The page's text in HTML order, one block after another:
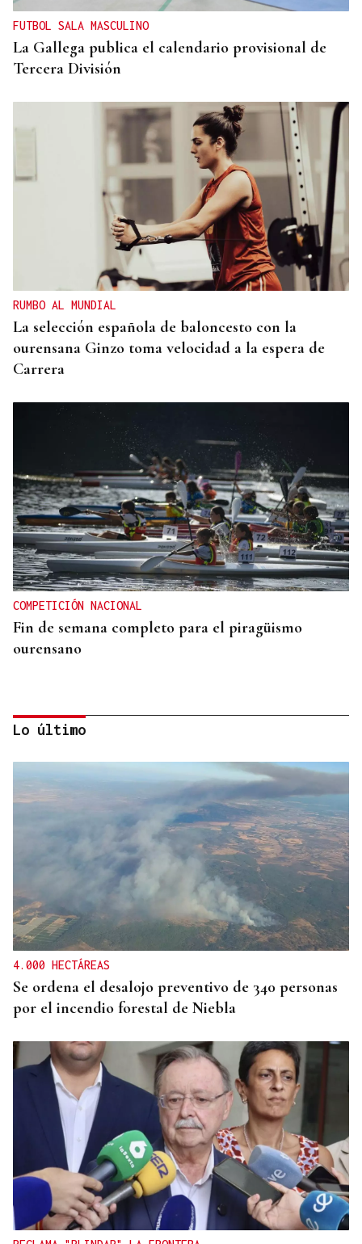
FUTBOL SALA MASCULINO
La Gallega publica el calendario provisional de
Tercera División
RUMBO AL MUNDIAL
La selección española de baloncesto con la
ourensana Ginzo toma velocidad a la espera de
Carrera
COMPETICIÓN NACIONAL
Fin de semana completo para el piragüismo
ourensano
SIGUE LA PRETEMPORADA
La UD Ourense afina su estado de forma ante el
Celta Fortuna
Lo último
4.000 HECTÁREAS
Se ordena el desalojo preventivo de 340 personas
por el incendio forestal de Niebla